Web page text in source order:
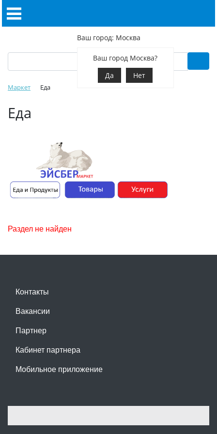
Ваш город: Москва
Ваш город Москва?
Да
Нет
Маркет Еда
Еда
Раздел не найден
Контакты
Вакансии
Партнер
Кабинет партнера
Мобильное приложение